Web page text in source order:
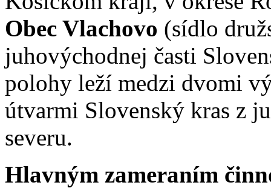
Obec Vlachovo (sídlo
juhovýchodnej časti
polohy leží medzi dvomi
útvarmi Slovenský kras z
severu.
Hlavným zameraním